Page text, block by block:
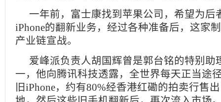
一年前，富士康找到苹果公司，希望为后
iPhone的翻新业务，经过各种准备后，这家
产业链宣战。
爱峰派负责人胡国辉曾是郭台铭的特别助
一，他向腾讯科技透露，全世界每天正当途
旧iPhone，约有80%经香港红磡的拍卖行售